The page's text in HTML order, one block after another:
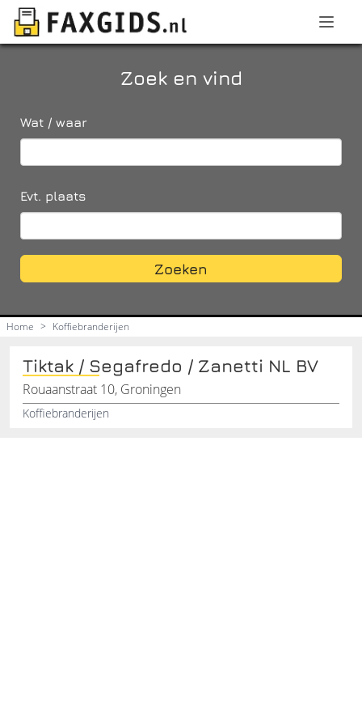
Zoek en vind
Wat / waar
Evt. plaats
Zoeken
Home > Koffiebranderijen
Tiktak / Segafredo / Zanetti NL BV
Rouaanstraat 10, Groningen
Koffiebranderijen